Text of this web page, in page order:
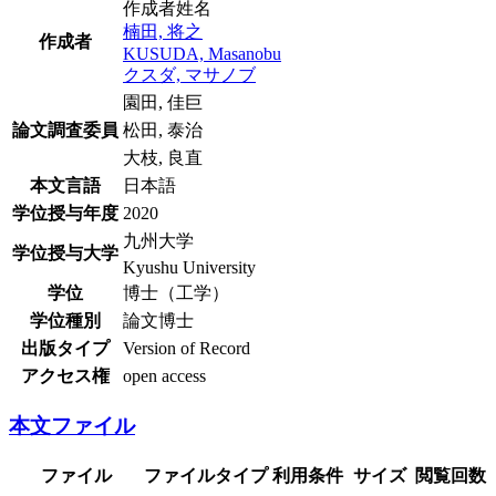
作成者
作成者姓名
楠田, 将之
KUSUDA, Masanobu
クスダ, マサノブ
論文調査委員
園田, 佳巨
松田, 泰治
大枝, 良直
本文言語
日本語
学位授与年度 2020
学位授与大学
九州大学
Kyushu University
学位
博士（工学）
学位種別
論文博士
出版タイプ
Version of Record
アクセス権
open access
本文ファイル
ファイル ファイルタイプ 利用条件 サイズ
閲覧回数